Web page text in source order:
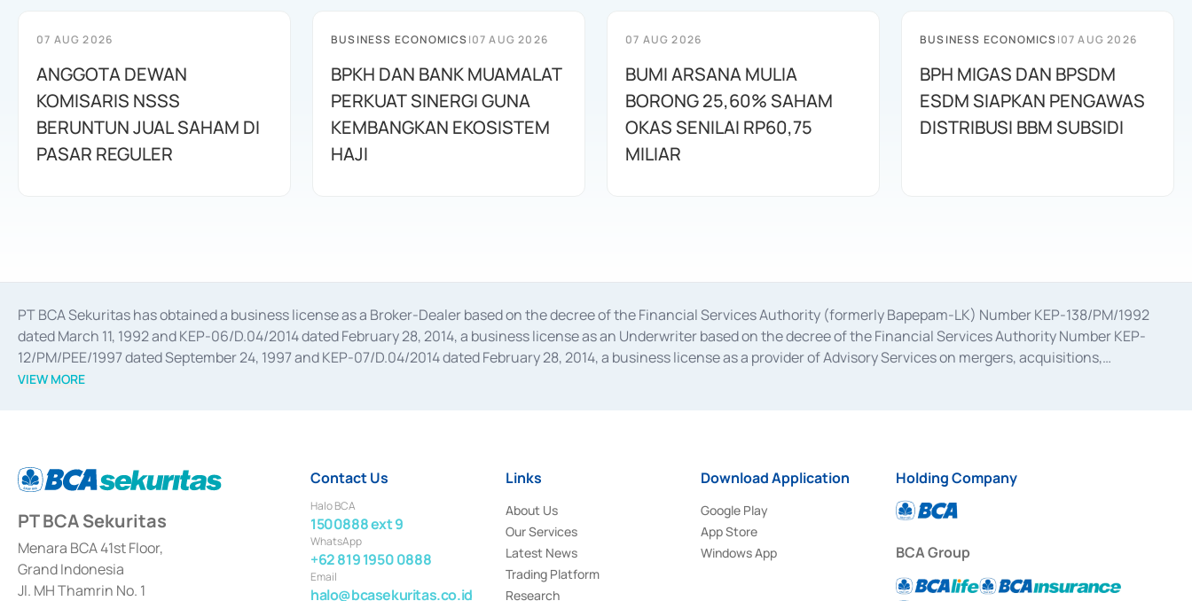
07 AUG 2026
ANGGOTA DEWAN
KOMISARIS NSSS
BERUNTUN JUAL SAHAM DI
PASAR REGULER
BUSINESS ECONOMICS|07 AUG 2026
BPKH DAN BANK MUAMALAT
PERKUAT SINERGI GUNA
KEMBANGKAN EKOSISTEM
HAJI
07 AUG 2026
BUMI ARSANA MULIA
BORONG 25,60% SAHAM
OKAS SENILAI RP60,75
MILIAR
BUSINESS ECONOMICS|07 AUG 2026
BPH MIGAS DAN BPSDM
ESDM SIAPKAN PENGAWAS
DISTRIBUSI BBM SUBSIDI
PT BCA Sekuritas has obtained a business license as a Broker-Dealer based on the decree of the Financial Services Authority (formerly Bapepam-LK) Number KEP-138/PM/1992
dated March 11, 1992 and KEP-06/D.04/2014 dated February 28, 2014, a business license as an Underwriter based on the decree of the Financial Services Authority Number KEP-
12/PM/PEE/1997 dated September 24, 1997 and KEP-07/D.04/2014 dated February 28, 2014, a business license as a provider of Advisory Services on mergers, acquisitions,
divestments, and joint ventures based on the decree of the Financial Services Authority Number S-67/PM.21/2014 dated February 28, 2014, a business license as a provider of
Settlement of Commercial Paper Transactions whose license was issued in 2018.
VIEW MORE
PT BCA Sekuritas
Menara BCA 41st Floor,
Grand Indonesia
Jl. MH Thamrin No. 1
Contact Us
Halo BCA
1500888 ext 9
WhatsApp
+62 819 1950 0888
Email
halo@bcasekuritas.co.id
Links
About Us
Our Services
Latest News
Trading Platform
Research
Download Application
Google Play
App Store
Windows App
Holding Company
BCA Group